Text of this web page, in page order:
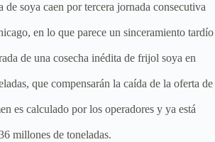
de soya caen por tercera jornada consecutiva
en lo que parece un sinceramiento tardío
de una cosecha inédita de frijol soya en
que compensarán la caída de la oferta de
es calculado por los operadores y ya está
millones de toneladas.